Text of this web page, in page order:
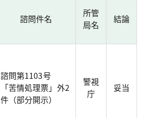
諮問件名
所管
局名
結論
諮問第1103号
「苦情処理票」外2
件（部分開示）
警視
庁
妥当